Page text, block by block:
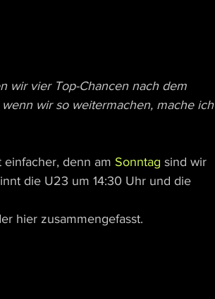
wir vier Top-Chancen nach dem
wir so weitermachen, mache ich
denn am Sonntag sind wir
die U23 um 14:30 Uhr und die
hier zusammengefasst.